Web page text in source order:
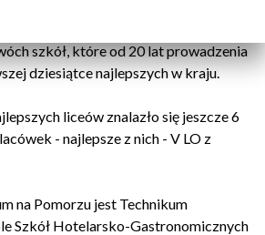
szkół, które od 20 lat prowadzenia
dziesiątce najlepszych w kraju.
liceów znalazło się jeszcze 6
- najlepsze z nich - V LO z
na Pomorzu jest Technikum
Szkół Hotelarsko-Gastronomicznych